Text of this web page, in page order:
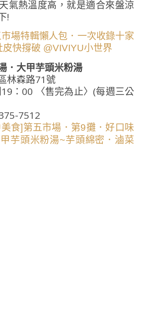
氣熱溫度高，就是適合來盤涼
!
．大甲芋頭米粉湯
林森路71號
：00 〈售完為止〉(每週三公
7512
美食]第五市場．第9攤．好口味
芋頭米粉湯~芋頭綿密．滷菜